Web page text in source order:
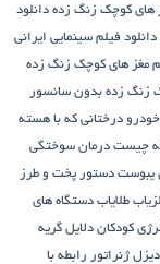
های کوچک زنگ زده دانلود
دانلود فیلم سینمایی ایرانی
مغز های کوچک زنگ زده
زنگ زده بدون سانسور
درختانی که با هسته
چیست درمان سوختگی
یبوست دستور پخت و طرز
طلایاب دستگاه‌ های
کودکان دلایل گریه
دیزل ژنراتور رابطه با